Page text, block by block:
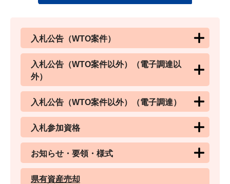
入札公告（WTO案件）
入札公告（WTO案件以外）（電子調達以
外）
入札公告（WTO案件以外）（電子調達）
入札参加資格
お知らせ・要領・様式
県有資産売却